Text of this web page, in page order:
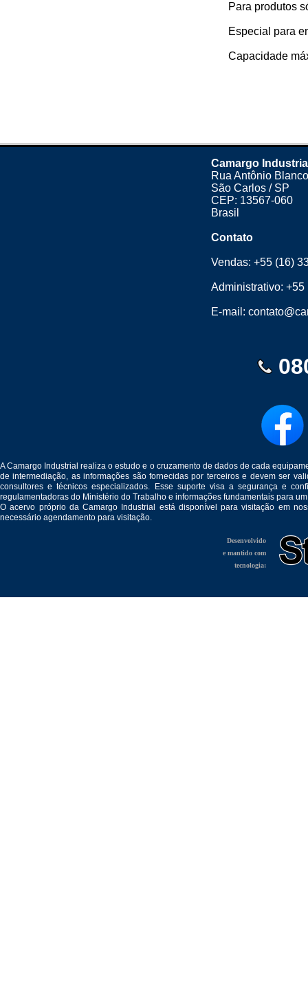
Para produtos
Especial para
Capacidade
Camargo
Rua Antônio
São Carlos / SP
CEP: 13567-060
Brasil
Contato
Vendas:+55 (16)
Administrativo:+55
E-mail:
A Camargo Industrial realiza o estudo e o cruzamento de dados de cada
de intermediação, as informações são fornecidas por terceiros e devem ser
consultores e técnicos especializados. Esse suporte visa a segurança e
regulamentadoras do Ministério do Trabalho e informações fundamentais para
O acervo próprio da Camargo Industrial está disponível para visitação em
necessário agendamento para visitação.
Desenvolvido
e mantido com
tecnologia: